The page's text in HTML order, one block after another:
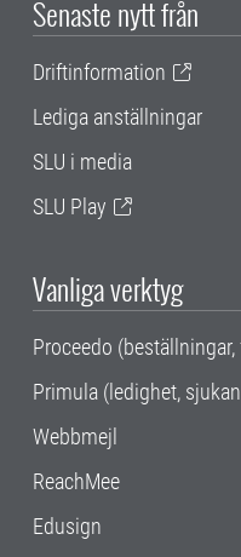
Senaste nytt från
Driftinformation
Lediga anställningar
SLU i media
SLU Play
Vanliga verktyg
Proceedo
Primula (ledighet,
Webbmejl
ReachMee
Edusign